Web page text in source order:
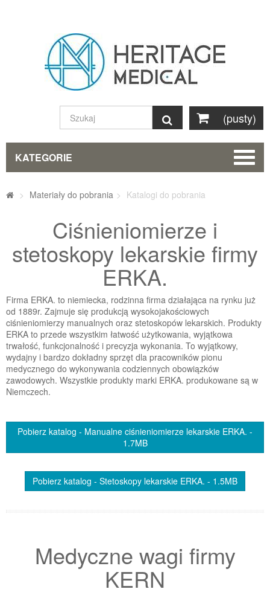
(pusty)
Szukaj
KATEGORIE
> Materiały do pobrania > Katalogi do pobrania
Ciśnieniomierze i
stetoskopy lekarskie firmy
ERKA.
Firma ERKA. to niemiecka, rodzinna firma działająca na rynku już
od 1889r. Zajmuje się produkcją wysokojakościowych
ciśnieniomierzy manualnych oraz stetoskopów lekarskich. Produkty
ERKA to przede wszystkim łatwość użytkowania, wyjątkowa
trwałość, funkcjonalność i precyzja wykonania. To wyjątkowy,
wydajny i bardzo dokładny sprzęt dla pracowników pionu
medycznego do wykonywania codziennych obowiązków
zawodowych. Wszystkie produkty marki ERKA. produkowane są w
Niemczech.
Pobierz katalog - Manualne ciśnieniomierze lekarskie ERKA. -
1.7MB
Pobierz katalog - Stetoskopy lekarskie ERKA. - 1.5MB
Medyczne wagi firmy
KERN